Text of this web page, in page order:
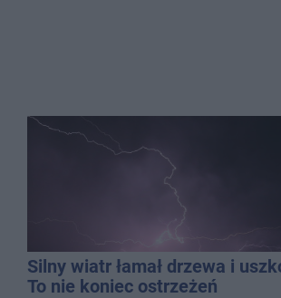
Silny wiatr łamał drzewa i
To nie koniec ostrzeżeń